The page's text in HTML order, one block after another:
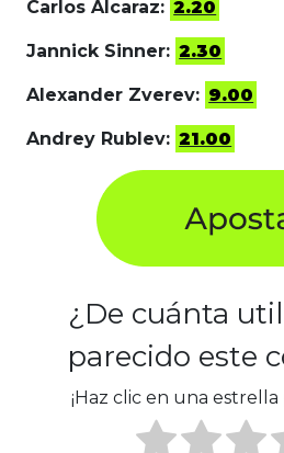
Carlos Alcaraz: 2.20
Jannick Sinner: 2.30
Alexander Zverev: 9.00
Andrey Rublev: 21.00
¿De cuánta
parecido este
¡Haz clic en una